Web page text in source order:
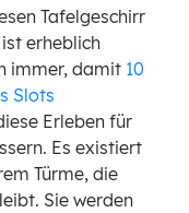
Tafelgeschirr
erheblich
immer, damit 10
Slots
Erleben für
Es existiert
Türme, die
Sie werden